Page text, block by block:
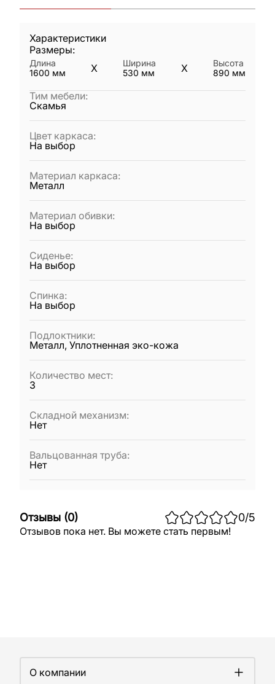
Характеристики
Размеры:
Длина
1600 мм X
Ширина
530 мм X
Высота
890 мм
Тим мебели:
Скамья
Цвет каркаса:
На выбор
Материал каркаса:
Металл
Материал обивки:
На выбор
Сиденье:
На выбор
Спинка:
На выбор
Подлоктники:
Металл, Уплотненная эко-кожа
Количество мест:
3
Складной механизм:
Нет
Вальцованная труба:
Нет
Отзывы (0) 0/5
Отзывов пока нет. Вы можете стать первым!
О компании